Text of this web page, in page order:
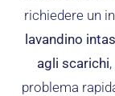
richiedere un
lavandino
agli scarichi
problema